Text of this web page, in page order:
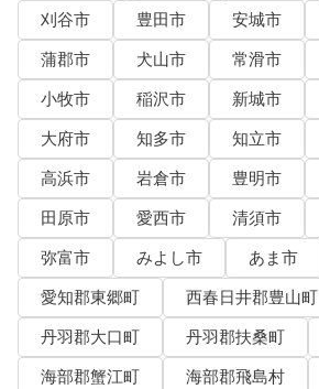
刈谷市
豊田市 安城市
蒲郡市
犬山市 常滑市
小牧市
稲沢市 新城市
大府市
知多市 知立市
高浜市
岩倉市 豊明市
田原市
愛西市 清須市
弥富市
みよし市 あま市
愛知郡東郷町
西春日井郡豊山町
丹羽郡大口町
丹羽郡扶桑町
海部郡蟹江町
海部郡飛島村